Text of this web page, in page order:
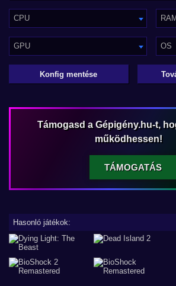
CPU RAM
GPU OS
Konfig mentése
Támogasd a Gépigény.hu-t,
működhessen!
TÁMOGATÁS
Hasonló játékok: